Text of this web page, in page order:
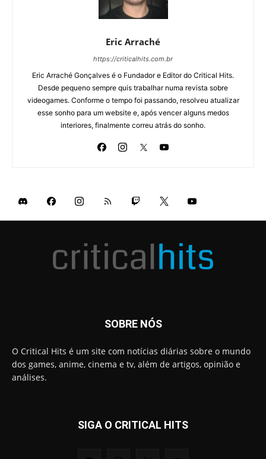
Eric Arraché
https://criticalhits.com.br
Eric Arraché Gonçalves é o Fundador e Editor do Critical Hits.
Desde pequeno sempre quis trabalhar numa revista sobre
videogames. Conforme o tempo foi passando, resolveu atualizar
esse sonho para um website e, após vencer alguns medos
interiores, finalmente correu atrás do sonho.
SOBRE NÓS
O Critical Hits é um site com notícias diárias sobre o mundo
dos games, anime, cinema e tv, além de artigos, opinião e
análises.
SIGA O CRITICAL HITS